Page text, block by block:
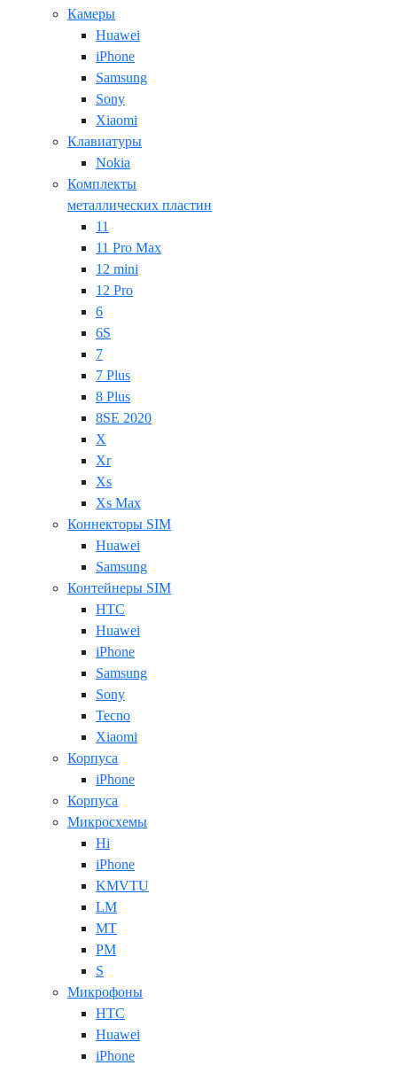
Камеры
Huawei
iPhone
Samsung
Sony
Xiaomi
Клавиатуры
Nokia
Комплекты
металлических пластин
11
11 Pro Max
12 mini
12 Pro
6
6S
7
7 Plus
8 Plus
8SE 2020
X
Xr
Xs
Xs Max
Коннекторы SIM
Huawei
Samsung
Контейнеры SIM
HTC
Huawei
iPhone
Samsung
Sony
Tecno
Xiaomi
Корпуса
iPhone
Корпуса
Микросхемы
Hi
iPhone
KMVTU
LM
MT
PM
S
Микрофоны
HTC
Huawei
iPhone